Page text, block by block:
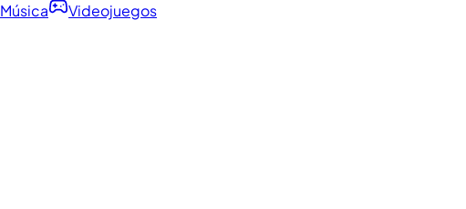
Música
Videojuegos